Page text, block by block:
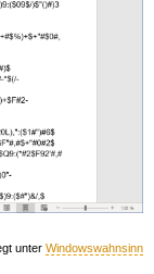
unter Windowswahnsinn